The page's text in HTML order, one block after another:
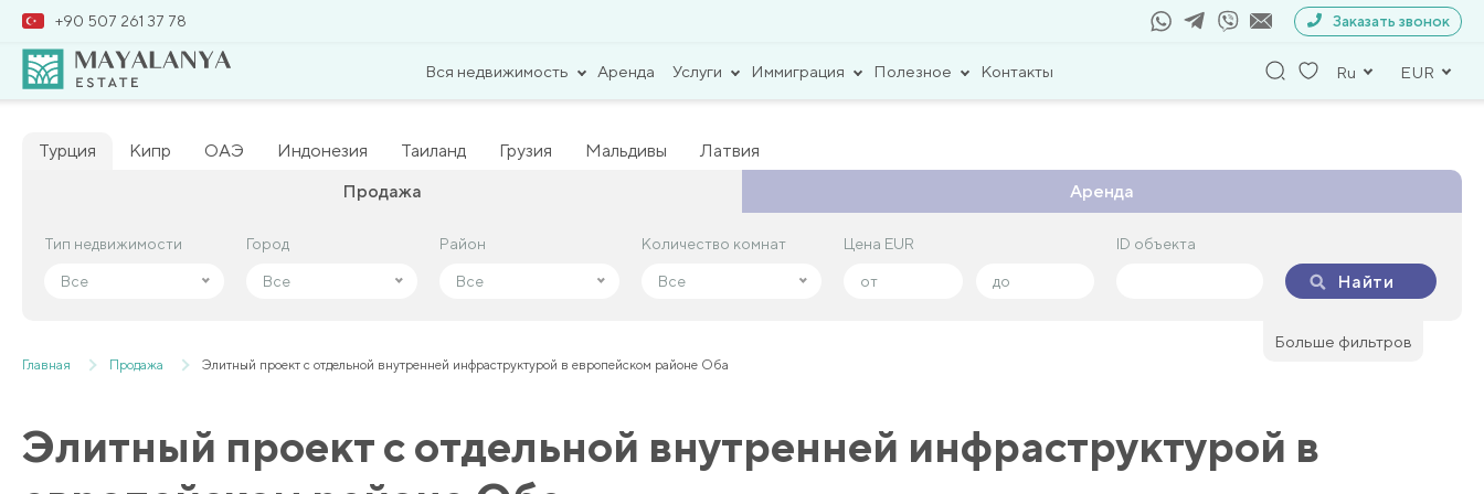
+90 507 261 37 78 Заказать звонок
Вся недвижимость Аренда Услуги Иммиграция Полезное Контакты Ru EUR
Турция Кипр ОАЭ Индонезия Таиланд Грузия Мальдивы
Латвия
Продажа
Аренда
Тип недвижимости
Все
Город
Все
Район
Все
Количество комнат
Все
Цена EUR ID объекта
Найти
Больше фильтров
Тип недвижимости
Все
Город
Все
Район
Все
Количество комнат
Все
Цена EUR ID объекта
Найти
Главная Продажа Элитный проект с отдельной внутренней инфраструктурой в европейском районе Оба
Элитный проект с отдельной внутренней инфраструктурой в